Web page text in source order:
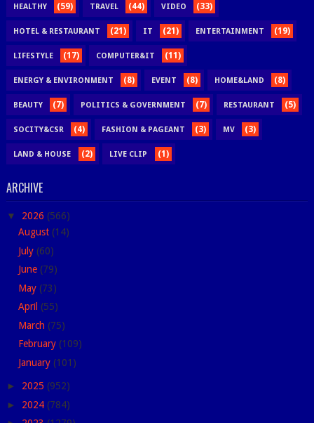
HEALTHY (59) TRAVEL (44) VIDEO (33)
HOTEL & RESTAURANT (21) IT (21) ENTERTAINMENT (19)
LIFESTYLE (17) COMPUTER&IT (11)
ENERGY & ENVIRONMENT (8) EVENT (8) HOME&LAND (8)
BEAUTY (7) POLITICS & GOVERNMENT (7) RESTAURANT (5)
SOCITY&CSR (4) FASHION & PAGEANT (3) MV (3)
LAND & HOUSE (2) LIVE CLIP (1)
ARCHIVE
▼ 2026 (566)
August (14)
July (60)
June (79)
May (73)
April (55)
March (75)
February (109)
January (101)
► 2025 (952)
► 2024 (784)